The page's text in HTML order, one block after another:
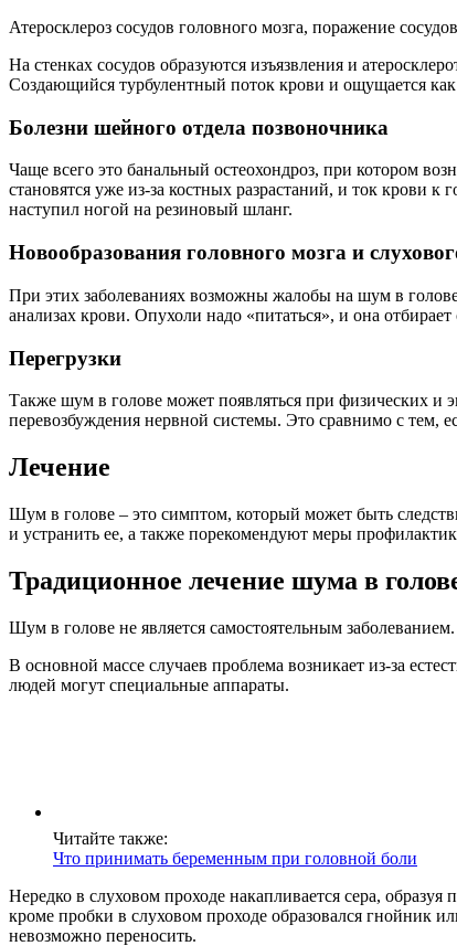
Атеросклероз сосудов головного мозга, поражение
На стенках сосудов образуются изъязвления и
Создающийся турбулентный поток крови и ощущается
Болезни шейного отдела позвоночника
Чаще всего это банальный остеохондроз, при котором
становятся уже из-за костных разрастаний, и ток крови к
наступил ногой на резиновый шланг.
Новообразования головного мозга и
При этих заболеваниях возможны жалобы на шум в
анализах крови. Опухоли надо «питаться», и она
Перегрузки
Также шум в голове может появляться при физических и
перевозбуждения нервной системы. Это сравнимо с тем,
Лечение
Шум в голове – это симптом, который может быть
и устранить ее, а также порекомендуют меры
Традиционное лечение шума в
Шум в голове не является самостоятельным
В основной массе случаев проблема возникает из-за
людей могут специальные аппараты.
Читайте также:
Что принимать беременным при головной боли
Нередко в слуховом проходе накапливается сера,
кроме пробки в слуховом проходе образовался гнойник
невозможно переносить.